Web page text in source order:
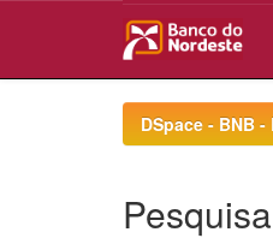
DSpace - BNB